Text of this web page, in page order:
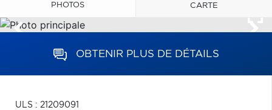
PHOTOS CARTE
OBTENIR PLUS DE DÉTAILS
ULS : 21209091